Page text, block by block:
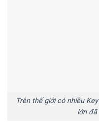
Trên thế giới có nhiều
lớn